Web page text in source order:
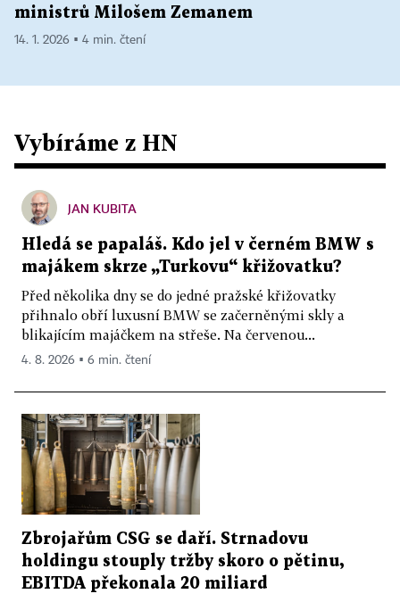
ministrů Milošem Zemanem
14. 1. 2026 ▪ 4 min. čtení
Vybíráme z HN
JAN KUBITA
Hledá se papaláš. Kdo jel v černém BMW s
majákem skrze „Turkovu“ křižovatku?
Před několika dny se do jedné pražské křižovatky
přihnalo obří luxusní BMW se začerněnými skly a
blikajícím majáčkem na střeše. Na červenou...
4. 8. 2026 ▪ 6 min. čtení
Zbrojařům CSG se daří. Strnadovu
holdingu stouply tržby skoro o pětinu,
EBITDA překonala 20 miliard